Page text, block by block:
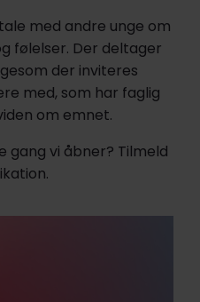
med andre unge om
følelser. Der deltager
der inviteres
med, som har faglig
om emnet.
gang vi åbner? Tilmeld